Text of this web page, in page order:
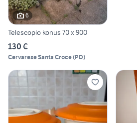
6
Telescopio konus 70 x 900
130 €
Cervarese Santa Croce(PD)